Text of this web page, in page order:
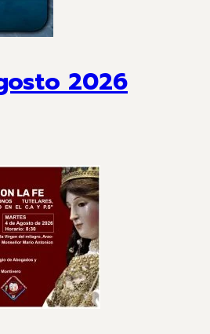
2026